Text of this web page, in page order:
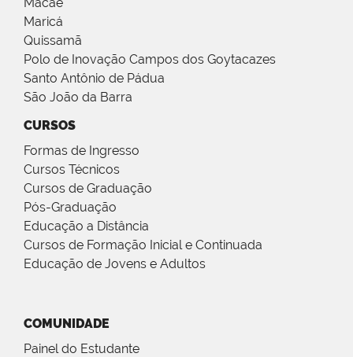
Maricá
Quissamã
Polo de Inovação Campos dos Goytacazes
Santo Antônio de Pádua
São João da Barra
CURSOS
Formas de Ingresso
Cursos Técnicos
Cursos de Graduação
Pós-Graduação
Educação a Distância
Cursos de Formação Inicial e Continuada
Educação de Jovens e Adultos
COMUNIDADE
Painel do Estudante